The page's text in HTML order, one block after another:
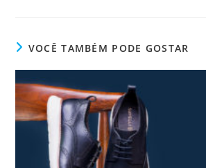
VOCÊ TAMBÉM PODE GOSTAR